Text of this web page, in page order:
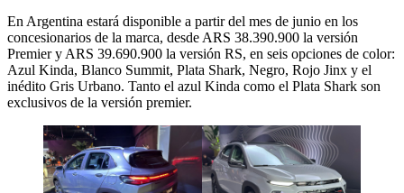
En Argentina estará disponible a partir del mes de junio en los
concesionarios de la marca, desde ARS 38.390.900 la versión
Premier y ARS 39.690.900 la versión RS, en seis opciones de color:
Azul Kinda, Blanco Summit, Plata Shark, Negro, Rojo Jinx y el
inédito Gris Urbano. Tanto el azul Kinda como el Plata Shark son
exclusivos de la versión premier.